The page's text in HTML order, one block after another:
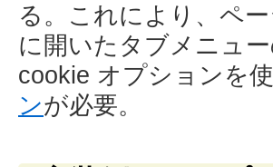
る。これにより、ペ
に開いたタブメニュ
cookie オプションを
ンが必要。